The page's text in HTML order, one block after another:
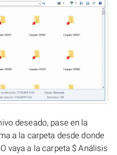
deseado, pase en la
a la carpeta desde donde
vaya a la carpeta $ Análisis